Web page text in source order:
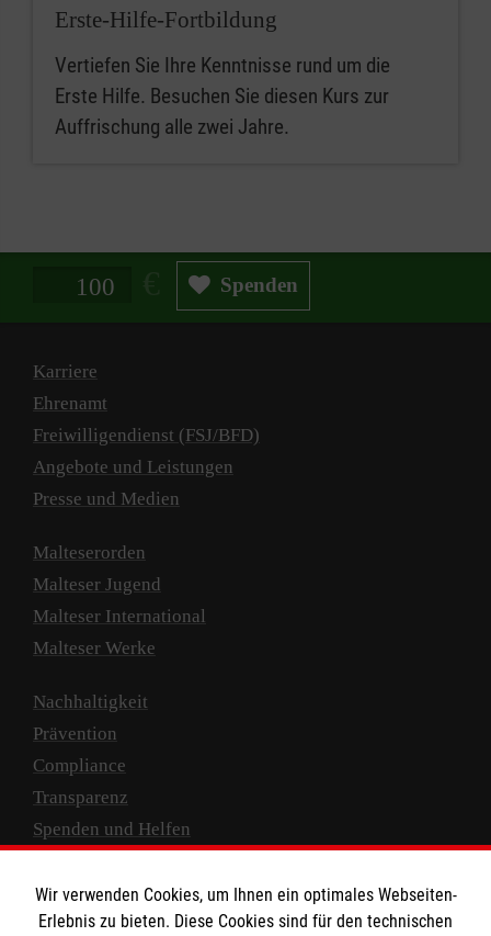
Erste-Hilfe-Fortbildung
Vertiefen Sie Ihre Kenntnisse rund um die
Erste Hilfe. Besuchen Sie diesen Kurs zur
Auffrischung alle zwei Jahre.
Spendenbetrag in Euro Spenden
Karriere
Ehrenamt
Freiwilligendienst (FSJ/BFD)
Angebote und Leistungen
Presse und Medien
Malteserorden
Malteser Jugend
Malteser International
Malteser Werke
Nachhaltigkeit
Prävention
Compliance
Transparenz
Spenden und Helfen
Empfänger: Malteser Hilfsdienst e.V.
Wir verwenden Cookies, um Ihnen ein optimales Webseiten-
Erlebnis zu bieten. Diese Cookies sind für den technischen